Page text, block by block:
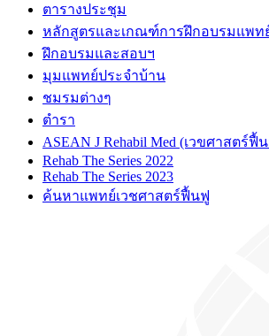
ตารางประชุม
หลักสูตรและเกณฑ์การฝึกอบรมแพท
ฝึกอบรมและสอบฯ
มุมแพทย์ประจำบ้าน
ชมรมต่างๆ
ตำรา
ASEAN J Rehabil Med (เวขศาสตร์ฟื้
Rehab The Series 2022
Rehab The Series 2023
ค้นหาแพทย์เวชศาสตร์ฟื้นฟู